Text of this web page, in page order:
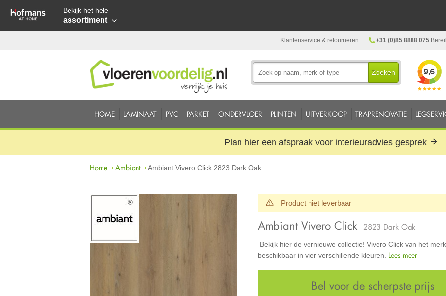
Bekijk het hele
assortiment
+31 (0)85 8888 075
Klantenservice & retourneren
Zoeken
HOME LAMINAAT PVC PARKET ONDERVLOER PLINTEN UITVERKOOP TRAPRENOVATIE
Plan hier een afspraak voor interieuradvies gesprek
Home Ambiant Ambiant Vivero Click 2823 Dark Oak
Product niet leverbaar
Ambiant Vivero Click 2823 Dark Oak
Bekijk hier de vernieuwe collectie! Vivero Click van het
beschikbaar in vier verschillende kleuren. Lees meer
Bel voor de scherpste prijs